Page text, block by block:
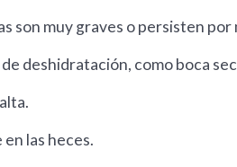
son muy graves o persisten por
deshidratación, como boca
las heces.